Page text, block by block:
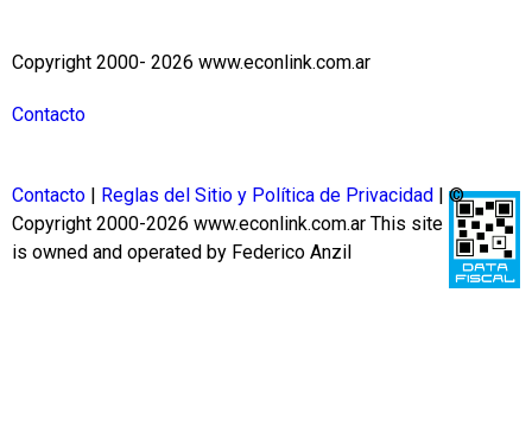
Copyright 2000- 2026 www.econlink.com.ar
Contacto
Contacto Reglas del Sitio y Política de Privacidad
| ©
Copyright 2000-2026 www.econlink.com.ar This site
is owned and operated by Federico Anzil